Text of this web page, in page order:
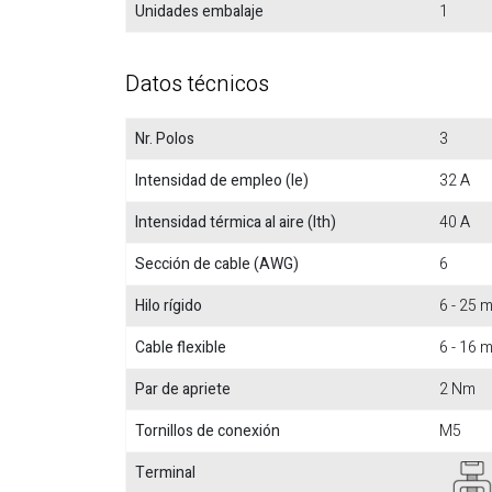
Unidades embalaje
1
Datos técnicos
Nr. Polos
3
Intensidad de empleo (Ie)
32 A
Intensidad térmica al aire (Ith)
40 A
Sección de cable (AWG)
6
Hilo rígido
6 - 25
Cable flexible
6 - 16
Par de apriete
2 Nm
Tornillos de conexión
M5
Terminal